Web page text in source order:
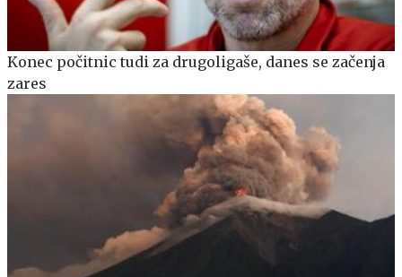
Konec počitnic tudi za drugoligaše, danes se začenja
zares